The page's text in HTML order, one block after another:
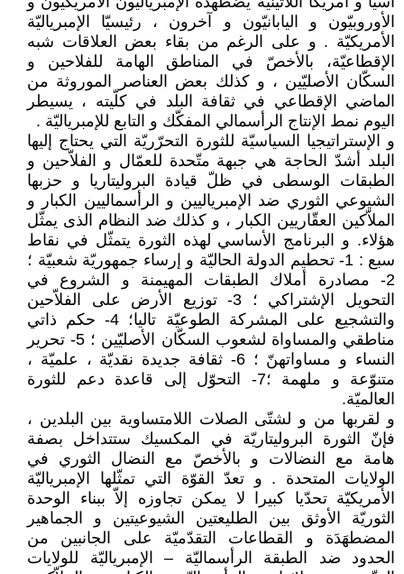
الأوروبيّون و اليابانيّون و آخرون ، رئيسيّا الإمبرياليّة
الأمريكيّة . و على الرغم من بقاء بعض العلاقات شبه
الإقطاعيّة، بالأخصّ في المناطق الهامة للفلاحين و
السكّان الأصليّين ، و كذلك بعض العناصر الموروثة من
الماضي الإقطاعي في ثقافة البلد في كلّيته ، يسيطر
اليوم نمط الإنتاج الرأسمالي المفكّك و التابع للإمبرياليّة .
و الإستراتيجيا السياسيّة للثورة التحرّريّة التي يحتاج إليها
البلد أشدّ الحاجة هي جبهة متّحدة للعمّال و الفلاّحين و
الطبقات الوسطى في ظلّ قيادة البروليتاريا و حزبها
الشيوعي الثوري ضد الإمبرياليين و الرأسماليين الكبار و
الملاّكين العقّاريين الكبار ، و كذلك ضد النظام الذى يمثّل
هؤلاء. و البرنامج الأساسي لهذه الثورة يتمثّل في نقاط
سبع : 1- تحطيم الدولة الحاليّة و إرساء جمهوريّة شعبيّة ؛
2- مصادرة أملاك الطبقات المهيمنة و الشروع في
التحويل الإشتراكي ؛ 3- توزيع الأرض على الفلاّحين
والتشجيع على المشركة الطوعيّة تاليا؛ 4- حكم ذاتي
مناطقي والمساواة لشعوب السكّان الأصليّين ؛ 5- تحرير
النساء و مساواتهنّ ؛ 6- ثقافة جديدة نقديّة ، علميّة ،
متنوّعة و ملهمة ؛7- التحوّل إلى قاعدة دعم للثورة
العالميّة.
و لقربها من و لشتّى الصلات اللامتساوية بين البلدين ،
فإنّ الثورة البروليتاريّة في المكسيك ستتداخل بصفة
هامة مع النضالات و بالأخصّ مع النضال الثوري في
الولايات المتحدة . و تعدّ القوّة التي تمثّلها الإمبرياليّة
الأمريكيّة تحدّيا كبيرا لا يمكن تجاوزه إلاّ ببناء الوحدة
الثوريّة الأوثق بين الطليعتين الشيوعيتين و الجماهير
المضطهَدَة و القطاعات التقدّميّة على الجانبين من
الحدود ضد الطبقة الرأسماليّة – الإمبرياليّة للولايات